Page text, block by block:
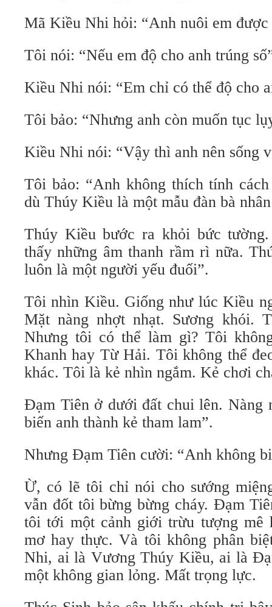
Mã Kiều Nhi hỏi: “Anh nuôi em được
Tôi nói: “Nếu em độ cho anh trúng
Kiều Nhi nói: “Em chỉ có thể độ cho
Tôi bảo: “Nhưng anh còn muốn tục
Kiều Nhi nói: “Vậy thì anh nên sống
Tôi bảo: “Anh không thích tính
dù Thúy Kiều là một mẫu đàn bà
Thúy Kiều bước ra khỏi bức
thấy những âm thanh rầm rì nữa.
luôn là một người yếu đuối”.
Tôi nhìn Kiều. Giống như lúc Kiều
Mặt nàng nhợt nhạt. Sương khói.
Nhưng tôi có thể làm gì? Tôi
Khanh hay Từ Hải. Tôi không thể
khác. Tôi là kẻ nhìn ngắm. Kẻ chơi
Đạm Tiên ở dưới đất chui lên. Nàng
biến anh thành kẻ tham lam”.
Nhưng Đạm Tiên cười: “Anh không
Ừ, có lẽ tôi chỉ nói cho sướng
vẫn đốt tôi bừng bừng cháy. Đạm
tôi tới một cảnh giới trừu tượng mê
mơ hay thực. Và tôi không phân
Nhi, ai là Vương Thúy Kiều, ai là
một không gian lỏng. Mất trọng lực.